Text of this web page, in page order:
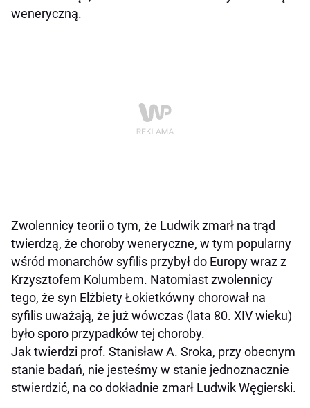
weneryczną.
Zwolennicy teorii o tym, że Ludwik zmarł na trąd
twierdzą, że choroby weneryczne, w tym popularny
wśród monarchów syfilis przybył do Europy wraz z
Krzysztofem Kolumbem. Natomiast zwolennicy
tego, że syn Elżbiety Łokietkówny chorował na
syfilis uważają, że już wówczas (lata 80. XIV wieku)
było sporo przypadków tej choroby.
Jak twierdzi prof. Stanisław A. Sroka, przy obecnym
stanie badań, nie jesteśmy w stanie jednoznacznie
stwierdzić, na co dokładnie zmarł Ludwik Węgierski.